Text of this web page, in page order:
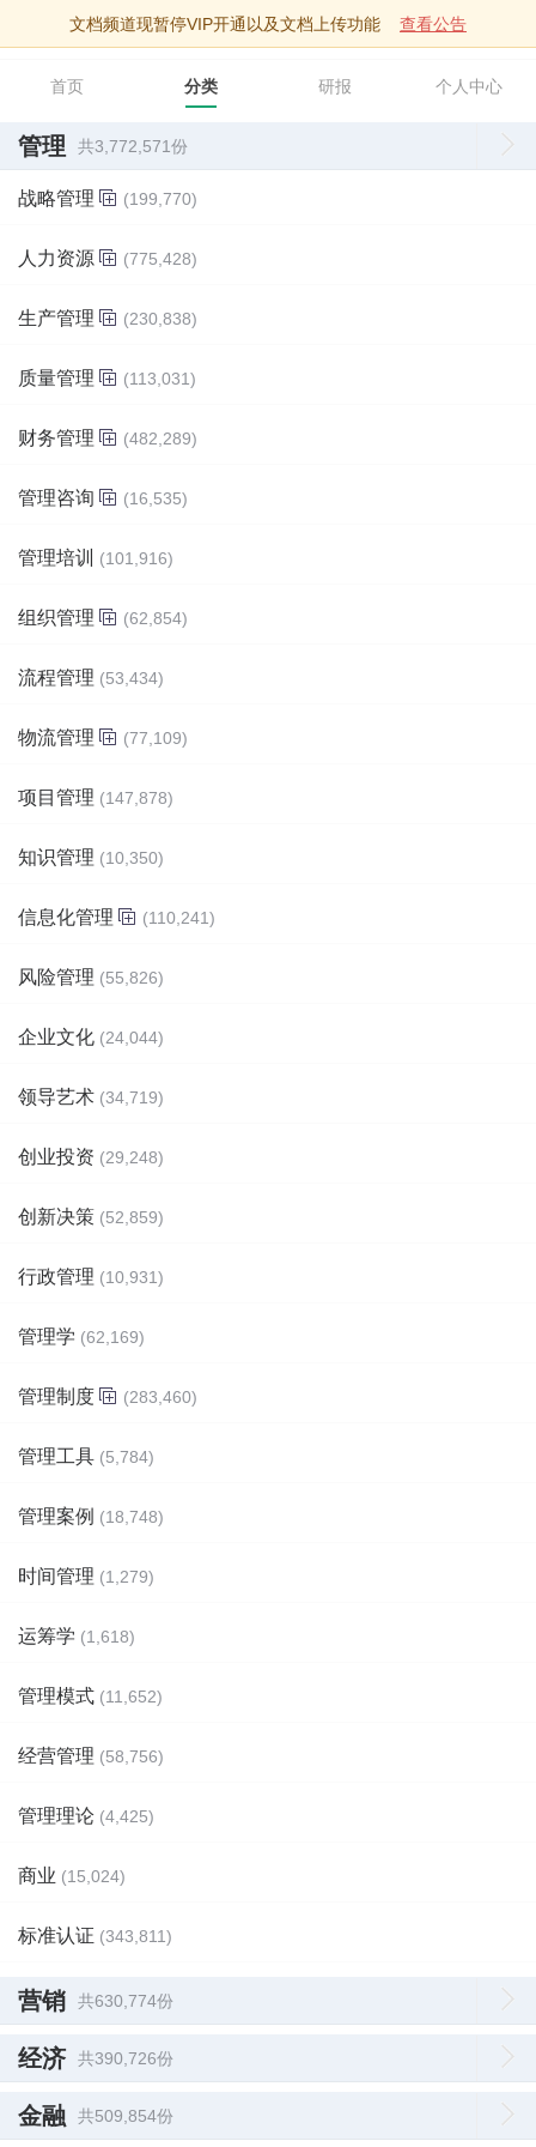
文档频道现暂停VIP开通以及文档上传功能 查看公告
智库文档
首页 分类 研报 个人中心
管理 共3,772,571份
战略管理 (199,770)
人力资源 (775,428)
生产管理 (230,838)
质量管理 (113,031)
财务管理 (482,289)
管理咨询 (16,535)
管理培训 (101,916)
组织管理 (62,854)
流程管理 (53,434)
物流管理 (77,109)
项目管理 (147,878)
知识管理 (10,350)
信息化管理 (110,241)
风险管理 (55,826)
企业文化 (24,044)
领导艺术 (34,719)
创业投资 (29,248)
创新决策 (52,859)
行政管理 (10,931)
管理学 (62,169)
管理制度 (283,460)
管理工具 (5,784)
管理案例 (18,748)
时间管理 (1,279)
运筹学 (1,618)
管理模式 (11,652)
经营管理 (58,756)
管理理论 (4,425)
商业 (15,024)
标准认证 (343,811)
营销 共630,774份
经济 共390,726份
金融 共509,854份